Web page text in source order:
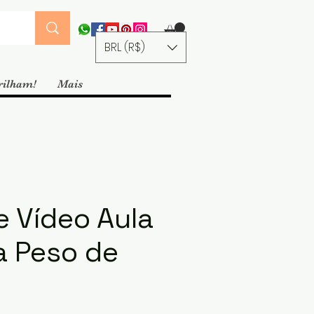
BRL (R$)
Mais
Vídeo Aula
Peso de